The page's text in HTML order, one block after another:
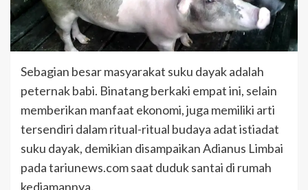
Sebagian besar masyarakat suku dayak adalah
peternak babi. Binatang berkaki empat ini, selain
memberikan manfaat ekonomi, juga memiliki arti
tersendiri dalam ritual-ritual budaya adat istiadat
suku dayak, demikian disampaikan Adianus Limbai
pada tariunews.com saat duduk santai di rumah
kediamannya.